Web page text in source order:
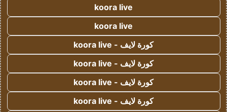
koora live
koora live
كورة لايف - koora live
كورة لايف - koora live
كورة لايف - koora live
كورة لايف - koora live